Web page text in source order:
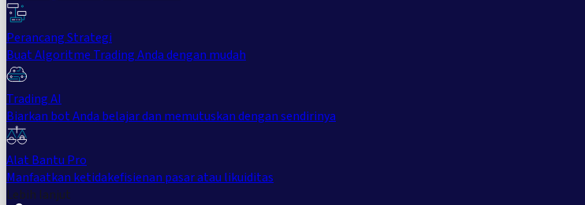
Perancang Strategi
Buat Algoritme Trading Anda dengan mudah
Trading AI
Biarkan bot Anda belajar dan memutuskan dengan sendirinya
Alat Bantu Pro
Manfaatkan ketidakefisienan pasar atau likuiditas
Lebih lanjut